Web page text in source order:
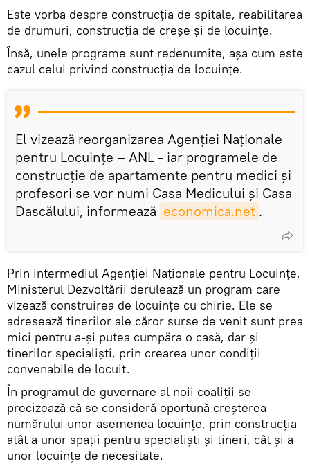
Este vorba despre construcția de spitale, reabilitarea
de drumuri, construcția de creșe și de locuințe.
Însă, unele programe sunt redenumite, așa cum este
cazul celui privind construcția de locuințe.
El vizează reorganizarea Agenției Naționale
pentru Locuințe – ANL - iar programele de
construcție de apartamente pentru medici și
profesori se vor numi Casa Medicului și Casa
Dascălului, informează economica.net .
Prin intermediul Agenției Naționale pentru Locuințe,
Ministerul Dezvoltării derulează un program care
vizează construirea de locuințe cu chirie. Ele se
adresează tinerilor ale căror surse de venit sunt prea
mici pentru a-și putea cumpăra o casă, dar și
tinerilor specialiști, prin crearea unor condiții
convenabile de locuit.
În programul de guvernare al noii coaliții se
precizează că se consideră oportună creșterea
numărului unor asemenea locuințe, prin construcția
atât a unor spații pentru specialiști și tineri, cât și a
unor locuințe de necesitate.